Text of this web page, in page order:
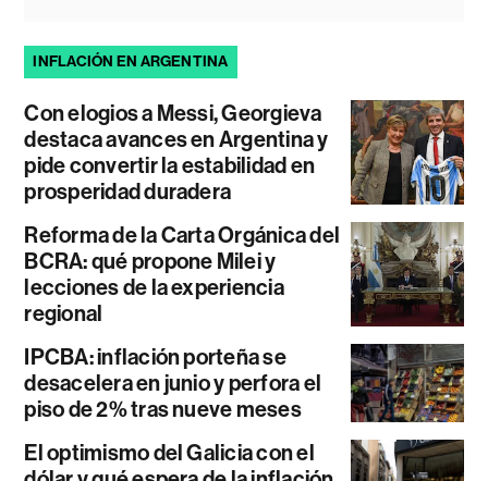
INFLACIÓN EN ARGENTINA
Con elogios a Messi, Georgieva
destaca avances en Argentina y
pide convertir la estabilidad en
prosperidad duradera
Reforma de la Carta Orgánica del
BCRA: qué propone Milei y
lecciones de la experiencia
regional
IPCBA: inflación porteña se
desacelera en junio y perfora el
piso de 2% tras nueve meses
El optimismo del Galicia con el